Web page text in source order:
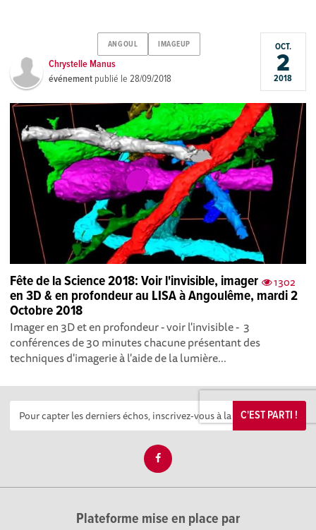
ANGOUL IMAGEUP
Chrystelle Manus
événement publié le28/09/2018
OCT.
2
2018
1302
Fête de la Science 2018: Voir l'invisible, imager
en 3D & en profondeur au LISA à Angoulême, mardi 2
Octobre 2018
Imager en 3D et en profondeur - voir l'invisible - 3
conférences de 30 minutes chacune présentant des
techniques d'imagerie à l'aide de la lumière...
C'EST PARTI !
Plateforme mise en place par